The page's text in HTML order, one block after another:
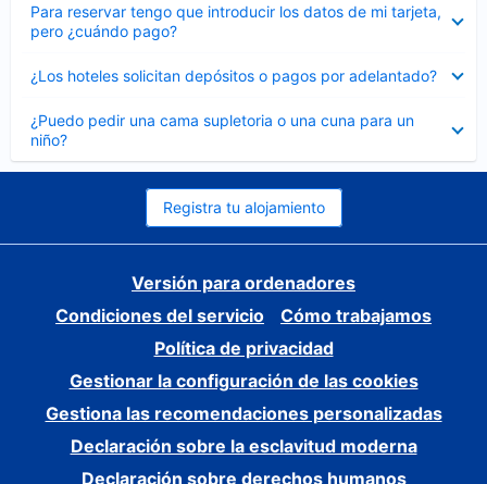
Para reservar tengo que introducir los datos de mi tarjeta,
pero ¿cuándo pago?
cerrado
¿Los hoteles solicitan depósitos o pagos por adelantado?
cerrado
¿Puedo pedir una cama supletoria o una cuna para un
niño?
cerrado
Registra tu alojamiento
Versión para ordenadores
Condiciones del servicio
Cómo trabajamos
Política de privacidad
Gestionar la configuración de las cookies
Gestiona las recomendaciones personalizadas
Declaración sobre la esclavitud moderna
Declaración sobre derechos humanos